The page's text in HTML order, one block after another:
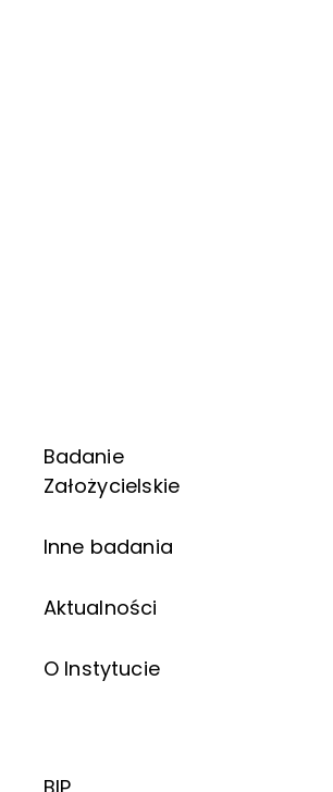
Badanie
Założycielskie
Inne badania
Aktualności
O Instytucie